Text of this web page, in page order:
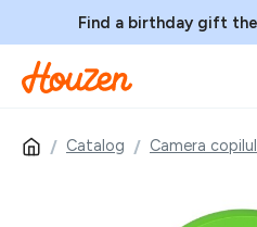
Find a birthday gift
Catalog Camera